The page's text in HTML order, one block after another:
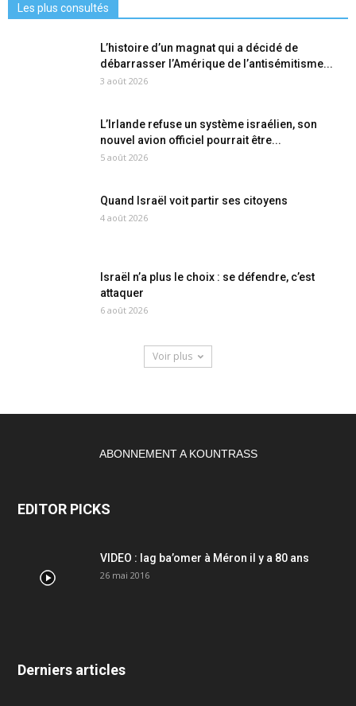
Les plus consultés
L’histoire d’un magnat qui a décidé de
débarrasser l’Amérique de l’antisémitisme...
3 août 2026
L’Irlande refuse un système israélien, son
nouvel avion officiel pourrait être...
5 août 2026
Quand Israël voit partir ses citoyens
4 août 2026
Israël n’a plus le choix : se défendre, c’est
attaquer
6 août 2026
Voir plus
ABONNEMENT A KOUNTRASS
EDITOR PICKS
VIDEO : lag ba’omer à Méron il y a 80 ans
26 mai 2016
Derniers articles